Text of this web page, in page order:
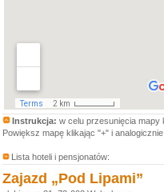
Instrukcja: w celu przesunięcia mapy
Powiększ mapę klikając "+" i
Lista hoteli i pensjonatów:
Zajazd „Pod Lipami”